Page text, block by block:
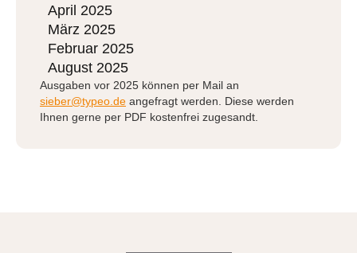
April 2025
März 2025
Februar 2025
August 2025
Ausgaben vor 2025 können per Mail an
sieber@typeo.de angefragt werden. Diese werden
Ihnen gerne per PDF kostenfrei zugesandt.